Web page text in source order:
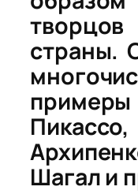
страны.
Шагал и